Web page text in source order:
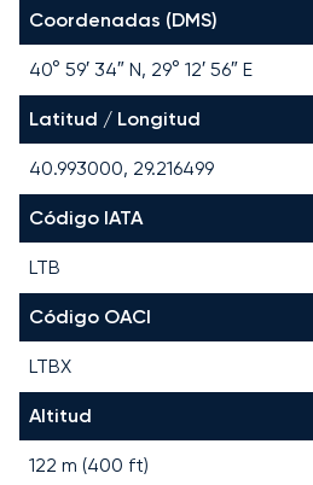
Coordenadas (DMS)
40° 59′ 34″ N, 29° 12′ 56″ E
Latitud / Longitud
40.993000, 29.216499
Código IATA
LTB
Código OACI
LTBX
Altitud
122 m (400 ft)